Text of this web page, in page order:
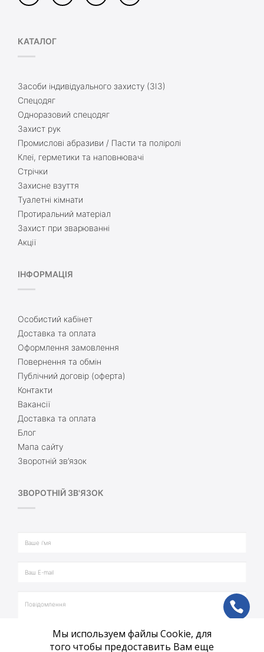
КАТАЛОГ
Засоби індивідуального захисту (ЗІЗ)
Спецодяг
Одноразовий спецодяг
Захист рук
Промислові абразиви / Пасти та поліролі
Клеї, герметики та наповнювачі
Стрічки
Захисне взуття
Туалетні кімнати
Протиральний матеріал
Захист при зварюванні
Акції
ІНФОРМАЦІЯ
Особистий кабінет
Доставка та оплата
Оформлення замовлення
Повернення та обмін
Публічний договір (оферта)
Контакти
Вакансії
Доставка та оплата
Блог
Мапа сайту
Зворотній зв’язок
ЗВОРОТНІЙ ЗВ'ЯЗОК
ph
Мы используем файлы Cookie, для
того чтобы предоставить Вам еще